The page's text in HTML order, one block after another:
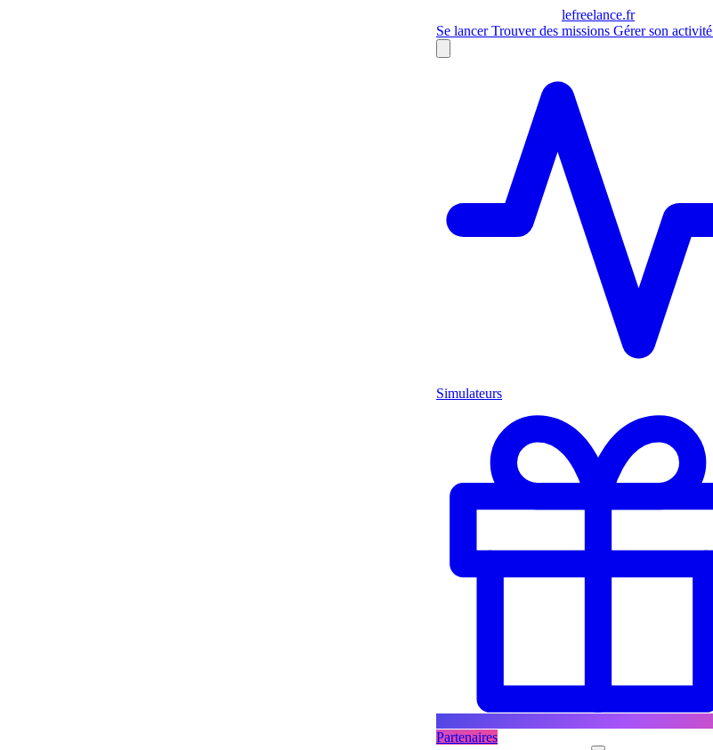
lefreelance.fr
Se lancerTrouver des missions Gérer son activité
Simulateurs
Partenaires